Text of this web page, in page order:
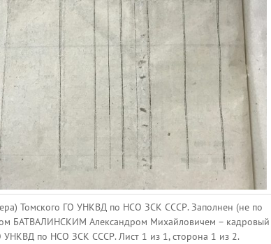
Томского ГО УНКВД по НСО ЗСК СССР. Заполнен (не по
БАТВАЛИНСКИМ Александром Михайловичем – кадровый
УНКВД по НСО ЗСК СССР. Лист 1 из 1, сторона 1 из 2.